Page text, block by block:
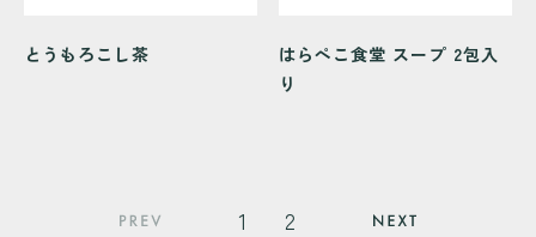
とうもろこし茶
はらぺこ食堂 スープ 2包入
り
1 2